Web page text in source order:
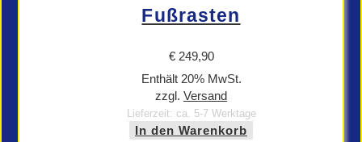
Fußrasten
€249,90
Enthält 20% MwSt.
zzgl. Versand
Lieferzeit: ca. 5-7 Werktage
In den Warenkorb